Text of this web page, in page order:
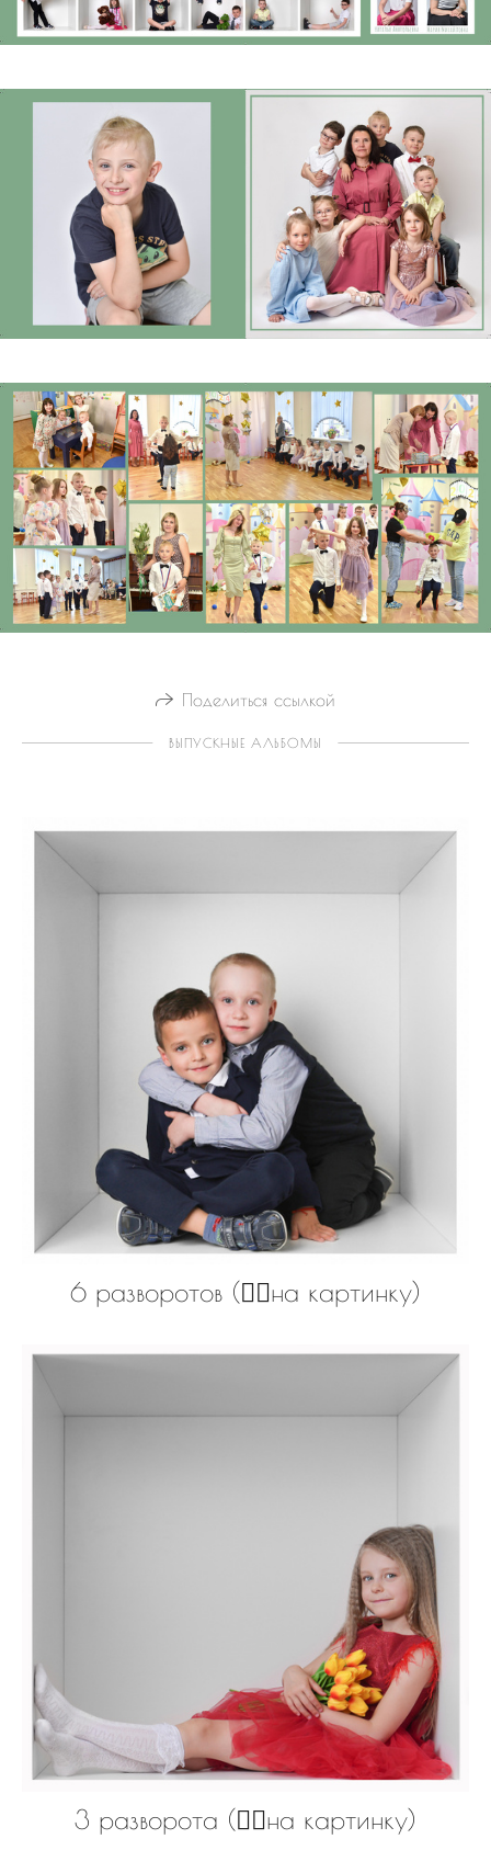
Поделиться ссылкой
ВЫПУСКНЫЕ АЛЬБОМЫ
6 разворотов (👆🏻на картинку)
3 разворота (👆🏻на картинку)